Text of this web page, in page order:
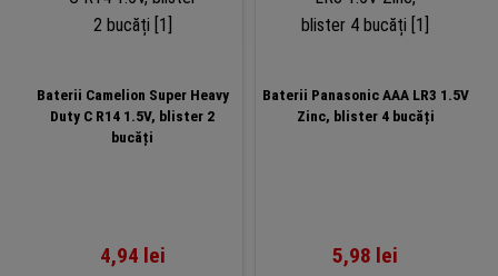
Baterii Camelion Super Heavy
Duty C R14 1.5V, blister 2
bucăți
4,94 lei
Baterii Panasonic AAA LR3 1.5V
Zinc, blister 4 bucăți
5,98 lei